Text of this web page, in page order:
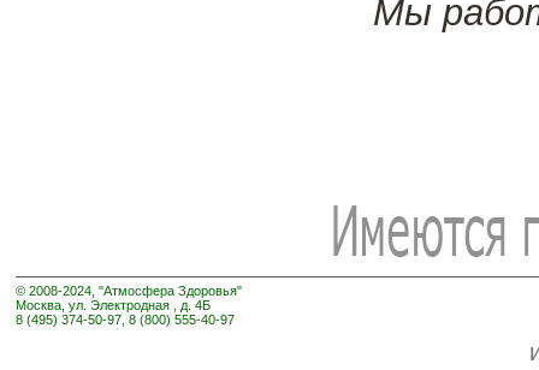
Мы
© 2008-2024, "Атмосфера Здоровья"
Москва, ул. Электродная , д. 4Б
8 (495) 374-50-97, 8 (800) 555-40-97